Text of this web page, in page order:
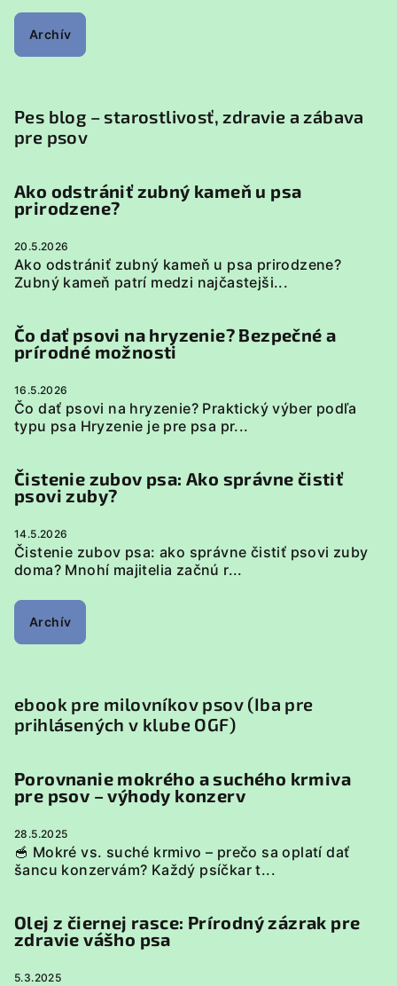
Archív
Pes blog – starostlivosť, zdravie a zábava
pre psov
Ako odstrániť zubný kameň u psa
prirodzene?
20.5.2026
Ako odstrániť zubný kameň u psa prirodzene?
Zubný kameň patrí medzi najčastejši...
Čo dať psovi na hryzenie? Bezpečné a
prírodné možnosti
16.5.2026
Čo dať psovi na hryzenie? Praktický výber podľa
typu psa Hryzenie je pre psa pr...
Čistenie zubov psa: Ako správne čistiť
psovi zuby?
14.5.2026
Čistenie zubov psa: ako správne čistiť psovi zuby
doma? Mnohí majitelia začnú r...
Archív
ebook pre milovníkov psov (Iba pre
prihlásených v klube OGF)
Porovnanie mokrého a suchého krmiva
pre psov – výhody konzerv
28.5.2025
🥣 Mokré vs. suché krmivo – prečo sa oplatí dať
šancu konzervám? Každý psíčkar t...
Olej z čiernej rasce: Prírodný zázrak pre
zdravie vášho psa
5.3.2025